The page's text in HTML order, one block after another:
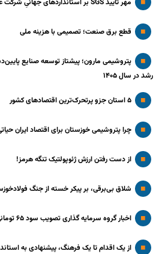
مهر تأیید SGS بر استانداردهای جهانیِ شرکت عملیات اکتشاف نفت
قطع برق صنعت؛ تصمیمی با هزینه ملی
پتروشیمی مارون؛ پیشتاز توسعه صنایع
رشد در سال ۱۴۰۵
۵ استان جزو پرتحرک‌ترین اقتصاد‌های کشور
چرا پتروشیمی خوزستان برای اقتصاد ایران حیاتی
از دست رفتن ارزش ژئوپولتیک تنگه هرمز!
شلاق‌ بی‌برقی، بر پیکر خسته‌ از جنگ
اخبار گروه سرمایه گذاری تصویب سود ۶۵ تومانی در مجمع «وسپهر»
از یک اقدام تا یک فرهنگ، پیشنهادی به